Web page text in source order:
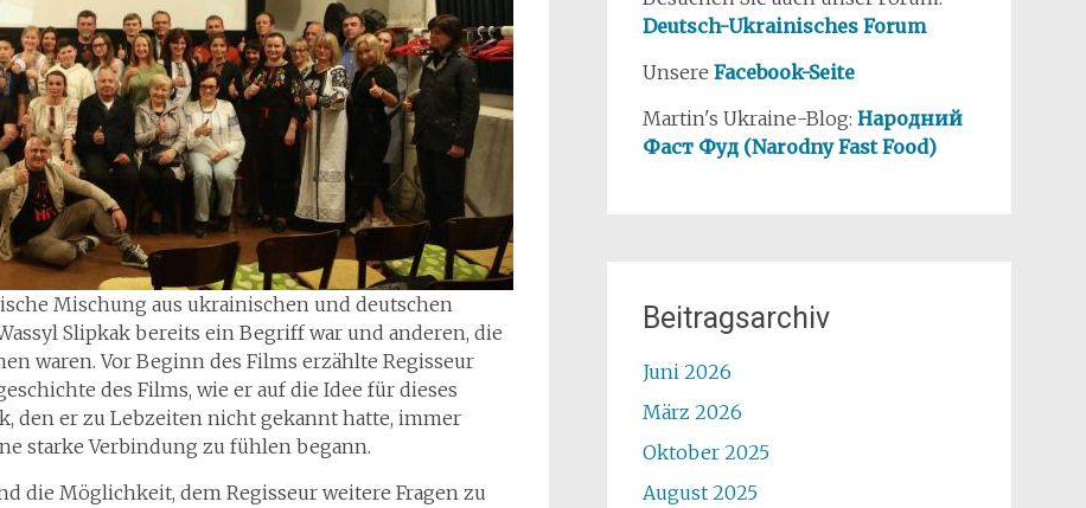
Mischung aus ukrainischen und deutschen
Slipkak bereits ein Begriff war und anderen, die
waren. Vor Beginn des Films erzählte Regisseur
des Films, wie er auf die Idee für dieses
den er zu Lebzeiten nicht gekannt hatte, immer
starke Verbindung zu fühlen begann.
die Möglichkeit, dem Regisseur weitere Fragen zu
Deutsch-Ukrainisches Forum
Unsere Facebook-Seite
Martin's Ukraine-Blog: Народний
Фаст Фуд (Narodny Fast Food)
Beitragsarchiv
Juni 2026
März 2026
Oktober 2025
August 2025